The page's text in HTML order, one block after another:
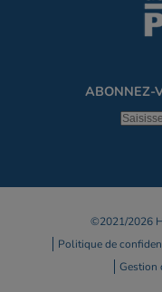
ABONNEZ-
©2021/2026
Politique de
Gestion